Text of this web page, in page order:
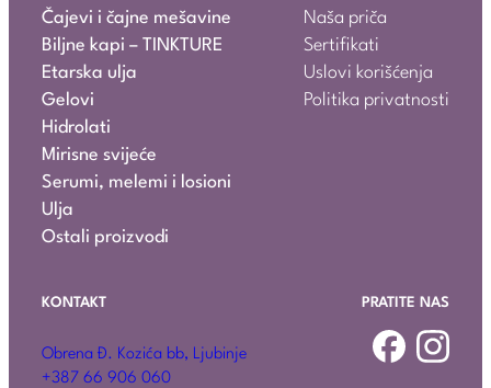
Čajevi i čajne mešavine
Biljne kapi – TINKTURE
Etarska ulja
Gelovi
Hidrolati
Mirisne svijeće
Serumi, melemi i losioni
Ulja
Ostali proizvodi
Naša priča
Sertifikati
Uslovi korišćenja
Politika privatnosti
KONTAKT
Obrena Đ. Kozića bb, Ljubinje
+387 66 906 060
PRATITE NAS